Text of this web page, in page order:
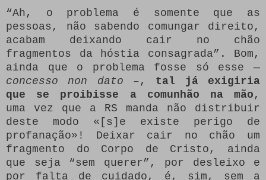
“Ah, o problema é somente que as
pessoas, não sabendo comungar direito,
acabam deixando cair no chão
fragmentos da hóstia consagrada”. Bom,
ainda que o problema fosse só esse —
concesso non dato –, tal já exigiria
que se proibisse a comunhão na mão ,
uma vez que a RS manda não distribuir
deste modo «[s]e existe perigo de
profanação»! Deixar cair no chão um
fragmento do Corpo de Cristo, ainda
que seja “sem querer”, por desleixo e
por falta de cuidado, é, sim, sem a